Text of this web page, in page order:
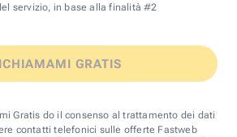
servizio, in base alla finalità #2
GRATIS
Gratis do il consenso al trattamento dei dati
contatti telefonici sulle offerte Fastweb